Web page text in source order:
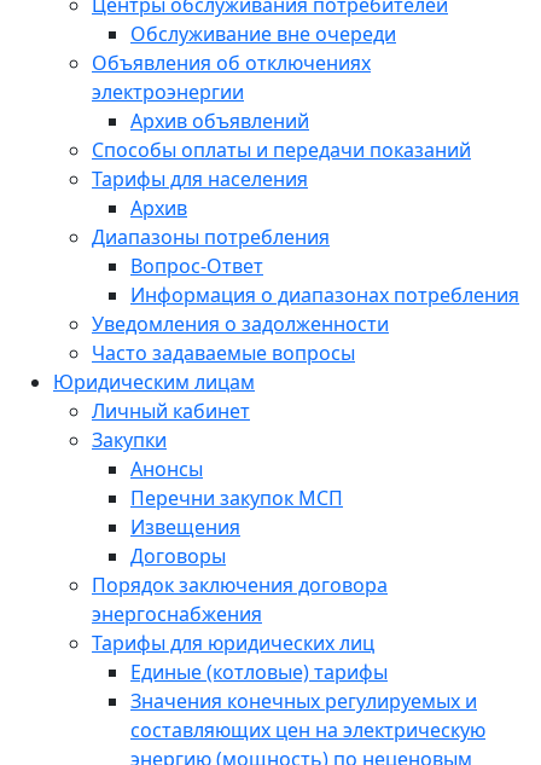
Обслуживание вне очереди
Объявления об отключениях
электроэнергии
Архив объявлений
Способы оплаты и передачи показаний
Тарифы для населения
Архив
Диапазоны потребления
Вопрос-Ответ
Информация о диапазонах потребления
Уведомления о задолженности
Часто задаваемые вопросы
Юридическим лицам
Личный кабинет
Закупки
Анонсы
Перечни закупок МСП
Извещения
Договоры
Порядок заключения договора
энергоснабжения
Тарифы для юридических лиц
Единые (котловые) тарифы
Значения конечных регулируемых и
составляющих цен на электрическую
энергию (мощность) по неценовым